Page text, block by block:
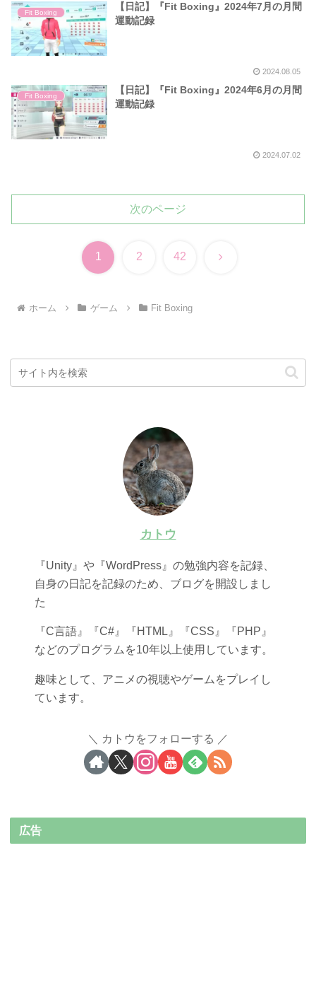
Fit Boxing
【日記】『Fit Boxing』2024年7月の月間
運動記録
2024.08.05
Fit Boxing
【日記】『Fit Boxing』2024年6月の月間
運動記録
2024.07.02
次のページ
1 2 42 次
ホーム ゲーム Fit Boxing
カトウ
『Unity』や『WordPress』の勉強内容を記録、
自身の日記を記録のため、ブログを開設しまし
た
『C言語』『C#』『HTML』『CSS』『PHP』
などのプログラムを10年以上使用しています。
趣味として、アニメの視聴やゲームをプレイし
ています。
カトウをフォローする
広告